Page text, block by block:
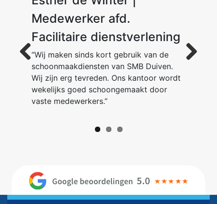
Medewerker afd.
Facilitaire dienstverlening
“Wij maken sinds kort gebruik van de
schoonmaakdiensten van SMB Duiven.
Wij zijn erg tevreden. Ons kantoor wordt
wekelijks goed schoongemaakt door
vaste medewerkers.”
Previous